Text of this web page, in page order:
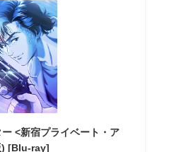
<新宿プライベート・ア
) [Blu-ray]